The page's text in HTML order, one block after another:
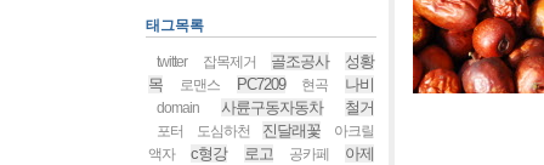
태그목록
twitter 잡목제거 골조공사
성황
목
로맨스 PC7209 현곡 나비
domain 사륜구동자동차 철거
포터 도심하천 진달래꽃
아크릴
액자
c형강 로고 공카페 아제